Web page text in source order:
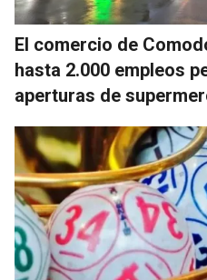
El comercio de
hasta 2.000 empleos
aperturas de